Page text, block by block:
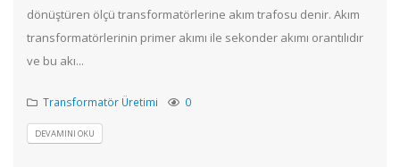
dönüştüren ölçü transformatörlerine akım trafosu denir. Akım
transformatörlerinin primer akımı ile sekonder akımı orantılıdır
ve bu akı...
Transformatör Üretimi 0
DEVAMINI OKU